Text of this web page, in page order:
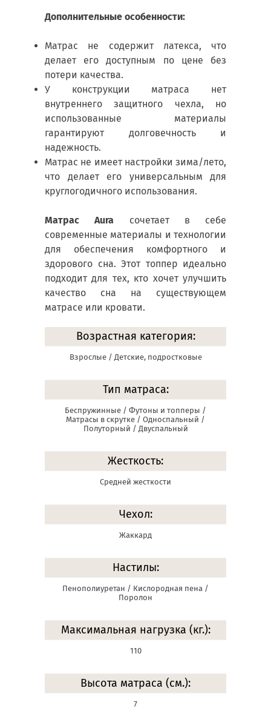
Дополнительные особенности:
Матрас не содержит латекса, что
делает его доступным по цене без
потери качества.
У конструкции матраса нет
внутреннего защитного чехла, но
использованные материалы
гарантируют долговечность и
надежность.
Матрас не имеет настройки зима/лето,
что делает его универсальным для
круглогодичного использования.
Матрас Aura сочетает в себе
современные материалы и технологии
для обеспечения комфортного и
здорового сна. Этот топпер идеально
подходит для тех, кто хочет улучшить
качество сна на существующем
матрасе или кровати.
Возрастная категория:
Взрослые / Детские, подростковые
Тип матраса:
Беспружинные / Футоны и топперы /
Матрасы в скрутке / Односпальный /
Полуторный / Двуспальный
Жесткость:
Средней жесткости
Чехол:
Жаккард
Настилы:
Пенополиуретан / Кислородная пена /
Поролон
Максимальная нагрузка (кг.):
110
Высота матраса (см.):
7